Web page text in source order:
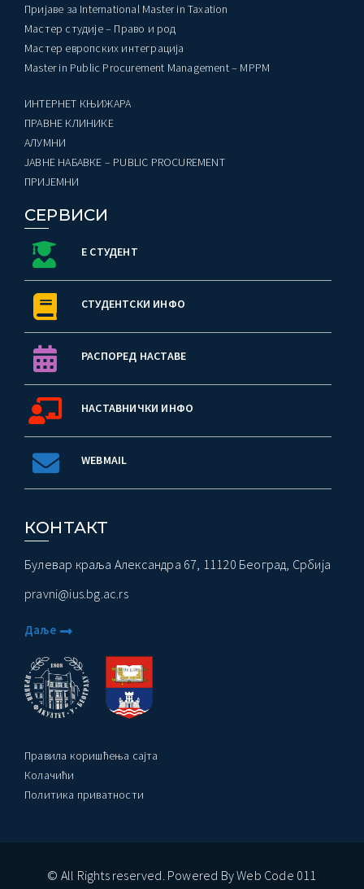
Пријаве за International Master in Taxation
Мастер студије – Право и род
Мастер европских интеграција
Master in Public Procurement Management – MPPM
ИНТЕРНЕТ КЊИЖАРА
ПРАВНЕ КЛИНИКЕ
AЛУМНИ
ЈАВНЕ НАБАВКЕ – PUBLIC PROCUREMENT
ПРИЈЕМНИ
СЕРВИСИ
Е СТУДЕНТ
СТУДЕНТСКИ ИНФО
РАСПОРЕД НАСТАВЕ
НАСТАВНИЧКИ ИНФО
WEBMAIL
КОНТАКТ
Булевар краља Александра 67, 11120 Београд, Србија
pravni@ius.bg.ac.rs
Даље
Правила коришћења сајта
Колачићи
Политика приватности
© All Rights reserved. Powered By Web Code 011